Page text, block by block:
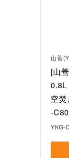
山善
[山
0.8L
空
-
YKG-